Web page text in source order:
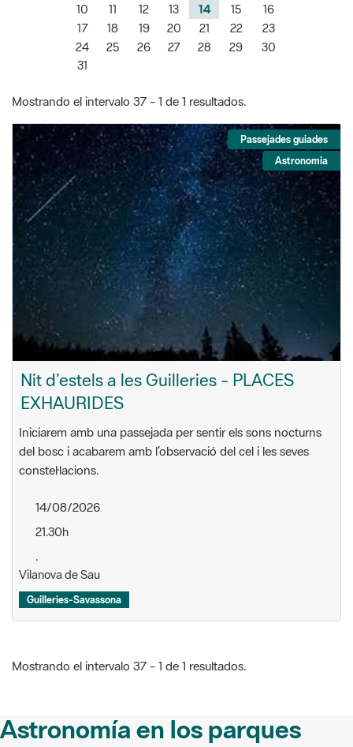
10
11 12 13 14 15
16
17
18 19 20 21 22
23
24
25 26 27 28 29
30
31
Mostrando el intervalo 37 - 1 de 1 resultados.
Passejades guiades
Astronomia
Nit d’estels a les Guilleries - PLACES
EXHAURIDES
Iniciarem amb una passejada per sentir els sons nocturns
del bosc i acabarem amb l’observació del cel i les seves
constel·lacions.
14/08/2026
21.30h
.
Vilanova de Sau
Guilleries-Savassona
Mostrando el intervalo 37 - 1 de 1 resultados.
Astronomía en los parques